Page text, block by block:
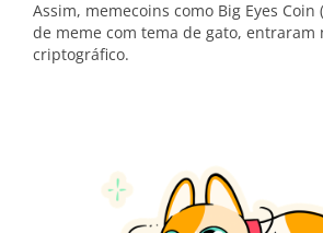
Assim, memecoins como Big Eyes Coin
de meme com tema de gato, entraram
criptográfico.